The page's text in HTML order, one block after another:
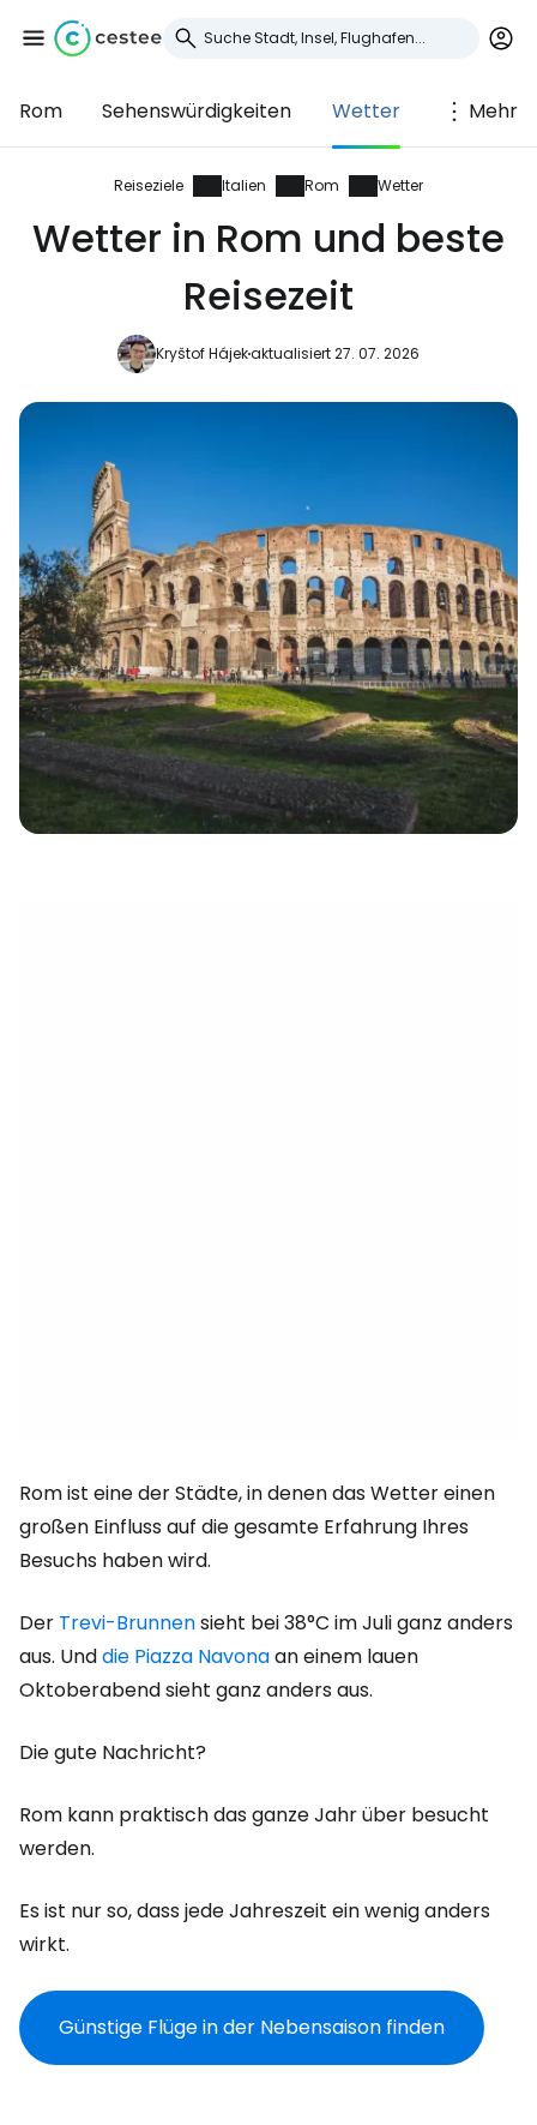
Rom Sehenswürdigkeiten Wetter Mehr
Reiseziele Italien Rom Wetter
Wetter in Rom und beste
Reisezeit
Kryštof Hájekaktualisiert 27. 07. 2026
Rom ist eine der Städte, in denen das Wetter einen
großen Einfluss auf die gesamte Erfahrung Ihres
Besuchs haben wird.
Der Trevi-Brunnensieht bei 38°C im Juli ganz anders
aus. Unddie Piazza Navonaan einem lauen
Oktoberabend sieht ganz anders aus.
Die gute Nachricht?
Rom kann praktisch das ganze Jahr über besucht
werden.
Es ist nur so, dass jede Jahreszeit ein wenig anders
wirkt.
Günstige Flüge in der Nebensaison finden
Anmeldung bei
Cestee
... die weltweite Reise-Community
Weiter mit E-Mail